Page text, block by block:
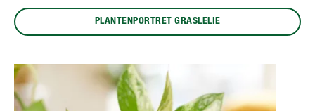
PLANTENPORTRET GRASLELIE